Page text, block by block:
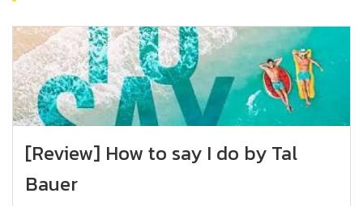
[Review] How to say I do by Tal
Bauer